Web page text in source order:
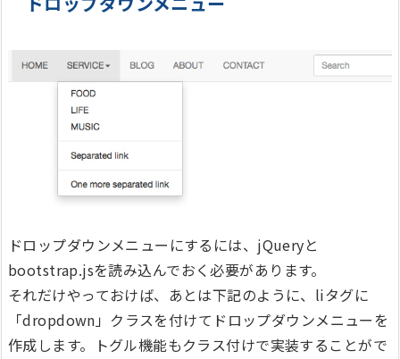
ドロップダウンメニューにするには、jQueryと
bootstrap.jsを読み込んでおく必要があります。
それだけやっておけば、あとは下記のように、liタグに
「dropdown」クラスを付けてドロップダウンメニューを
作成します。トグル機能もクラス付けで実装することがで